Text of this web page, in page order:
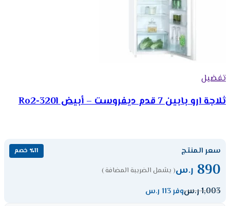
تفضيل
ثلاجة ارو بابين 7 قدم ديفروست – أبيض Ro2-320l
سعر المنتج ٪11 خصم
890 ر.س( يشمل الضريبة المضافة )
1,003ر.سوفر 113 ر.س